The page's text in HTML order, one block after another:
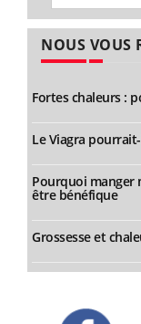
NOUS VOUS
Fortes chaleurs :
Le Viagra
Pourquoi manger
être bénéfique
Grossesse et